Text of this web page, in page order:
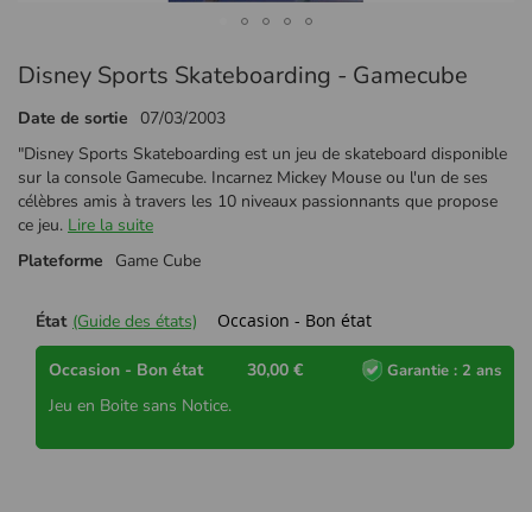
au
de
la
Galerie
d’images
Disney Sports Skateboarding - Gamecube
Date de sortie 07/03/2003
"Disney Sports Skateboarding est un jeu de skateboard disponible
sur la console Gamecube. Incarnez Mickey Mouse ou l'un de ses
célèbres amis à travers les 10 niveaux passionnants que propose
ce jeu. Lire la suite
Plateforme
Game Cube
État (Guide des états) Occasion - Bon état
Occasion - Bon état 30,00 € Garantie : 2 ans
Jeu en Boite sans Notice.